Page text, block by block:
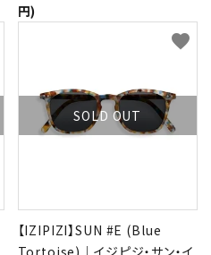
円)
SOLD OUT
【IZIPIZI】SUN #E (Blue
Tortoise)｜イジピジ・サン・イ
favorite